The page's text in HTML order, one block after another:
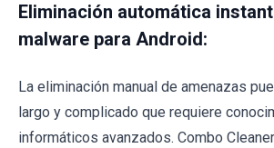
Eliminación automática
malware para Android:
La eliminación manual de amenazas
largo y complicado que requiere
informáticos avanzados. Combo